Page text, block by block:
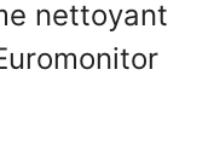
nettoyant